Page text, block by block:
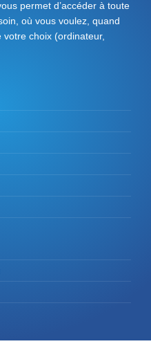
permet d’accéder à toute
où vous voulez, quand
choix (ordinateur,